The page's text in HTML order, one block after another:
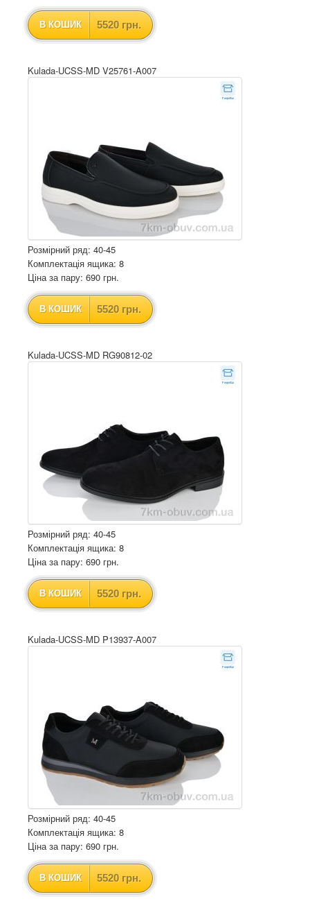
В КОШИК 5520 грн.
Kulada-UCSS-MD V25761-A007
Розмірний ряд: 40-45
Комплектація ящика: 8
Ціна за пару: 690 грн.
В КОШИК 5520 грн.
Kulada-UCSS-MD RG90812-02
Розмірний ряд: 40-45
Комплектація ящика: 8
Ціна за пару: 690 грн.
В КОШИК 5520 грн.
Kulada-UCSS-MD P13937-A007
Розмірний ряд: 40-45
Комплектація ящика: 8
Ціна за пару: 690 грн.
В КОШИК 5520 грн.